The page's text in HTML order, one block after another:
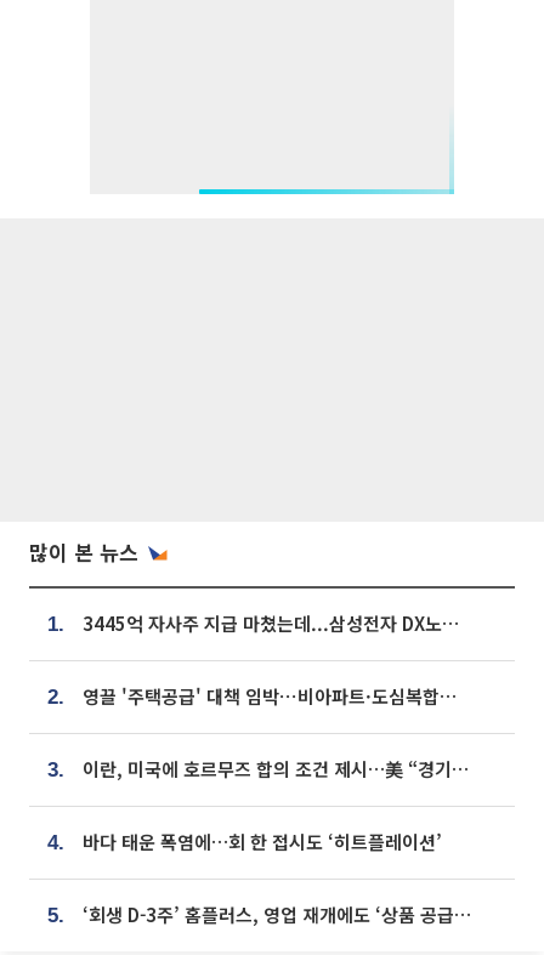
많이 본 뉴스
1. 3445억 자사주 지급 마쳤는데...삼성전자 DX노조, 뒤늦은 '떼쓰기 집회'
2. 영끌 '주택공급' 대책 임박⋯비아파트·도심복합까지 총동원
3. 이란, 미국에 호르무즈 합의 조건 제시…美 “경기 아직 안 끝나” [종합]
4. 바다 태운 폭염에…회 한 접시도 ‘히트플레이션’
5. ‘회생 D-3주’ 홈플러스, 영업 재개에도 ‘상품 공급망’ 복구가 생존 관건